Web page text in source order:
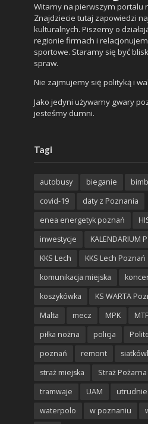
Witamy na pierwszym portalu
Znajdziecie tutaj zapowiedzi
kulturalnych. Piszemy o
regionie firmach i
sportowe. Staramy się być
spraw.
Nie zajmujemy się polityką i
Jako jedyni używamy gwary
jesteśmy dumni.
Tagi
autobusy bieganie
covid-19
daty z Poznania
enea energetyk poznań
inwestycje
KALENDARIUM
KKS Lech
KKS Lech Poznań
komunikacja miejska
koszykówka
KS WARTA
Malta
mecz MPK
piłka nożna
policja
poznań
remont
straż miejska
Straż Pożarna
tramwaje
UAM
waterpolo
w poznaniu